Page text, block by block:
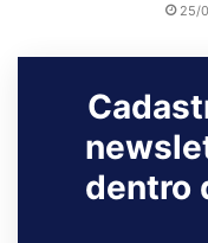
25/
dentro